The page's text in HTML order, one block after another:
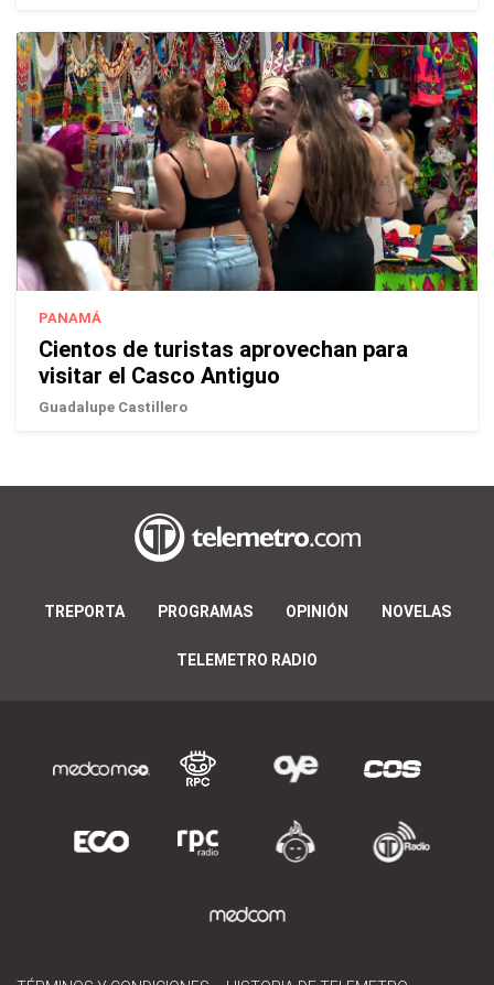
PANAMÁ
Cientos de turistas aprovechan para
visitar el Casco Antiguo
Guadalupe Castillero
TREPORTA PROGRAMAS OPINIÓN NOVELAS
TELEMETRO RADIO